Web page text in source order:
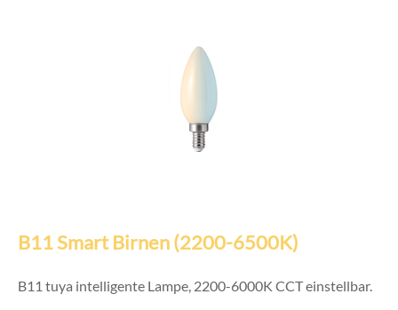
B11 Smart Birnen (2200-6500K)
B11 tuya intelligente Lampe, 2200-6000K CCT einstellbar.